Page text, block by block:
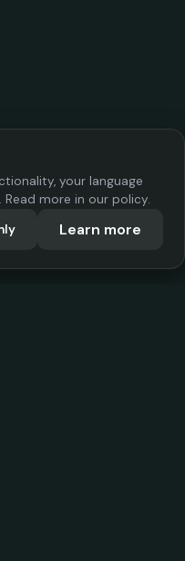
your language
more in our policy.
Learn more